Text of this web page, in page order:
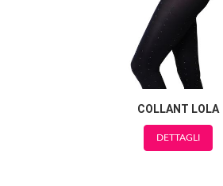
COLLANT LOLA
DETTAGLI